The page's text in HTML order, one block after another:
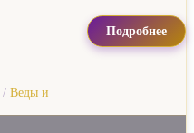
/ Веды и
Подробнее